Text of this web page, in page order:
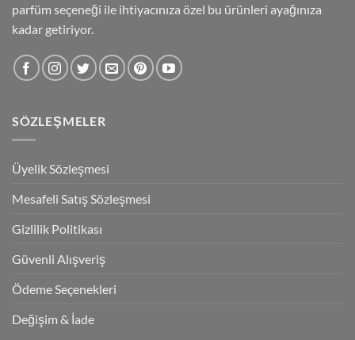
parfüm seçeneği ile ihtiyacınıza özel bu ürünleri ayağınıza
kadar getiriyor.
SÖZLEŞMELER
Üyelik Sözleşmesi
Mesafeli Satış Sözleşmesi
Gizlilik Politikası
Güvenli Alışveriş
Ödeme Seçenekleri
Değişim & İade